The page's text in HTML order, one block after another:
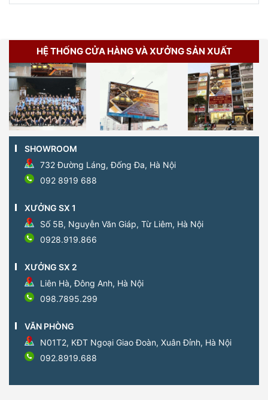
HỆ THỐNG CỬA HÀNG VÀ XƯỞNG SẢN XUẤT
SHOWROOM
732 Đường Láng, Đống Đa, Hà Nội
092 8919 688
XƯỞNG SX 1
Số 5B, Nguyễn Văn Giáp, Từ Liêm, Hà Nội
0928.919.866
XƯỞNG SX 2
Liên Hà, Đông Anh, Hà Nội
098.7895.299
VĂN PHÒNG
N01T2, KĐT Ngoại Giao Đoàn, Xuân Đỉnh, Hà Nội
092.8919.688